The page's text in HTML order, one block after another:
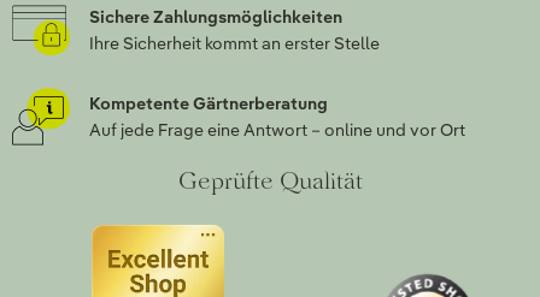
Sichere Zahlungsmöglichkeiten
Ihre Sicherheit kommt an erster Stelle
Kompetente Gärtnerberatung
Auf jede Frage eine Antwort – online und vor Ort
Geprüfte Qualität